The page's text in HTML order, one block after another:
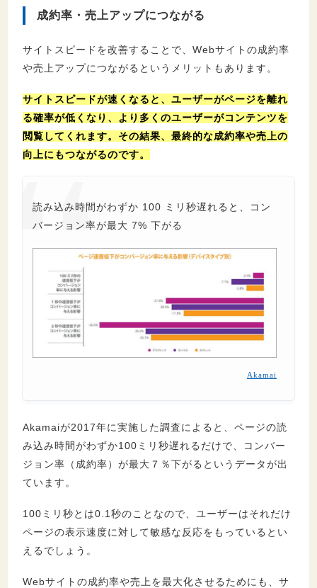
成約率・売上アップにつながる
サイトスピードを改善することで、Webサイトの成約率
や売上アップにつながるというメリットもあります。
サイトスピードが速くなると、ユーザーがページを離れ
る確率が低くなり、より多くのユーザーがコンテンツを
閲覧してくれます。その結果、最終的な成約率や売上の
向上にもつながるのです。
読み込み時間がわずか 100 ミリ秒遅れると、コン
バージョン率が最大 7% 下がる
Akamai
Akamaiが2017年に実施した調査によると、ページの読
み込み時間がわずか100ミリ秒遅れるだけで、コンバー
ジョン率（成約率）が最大７％下がるというデータが出
ています。
100ミリ秒とは0.1秒のことなので、ユーザーはそれだけ
ページの表示速度に対して敏感な反応をもっているとい
えるでしょう。
Webサイトの成約率や売上を最大化させるためにも、サ